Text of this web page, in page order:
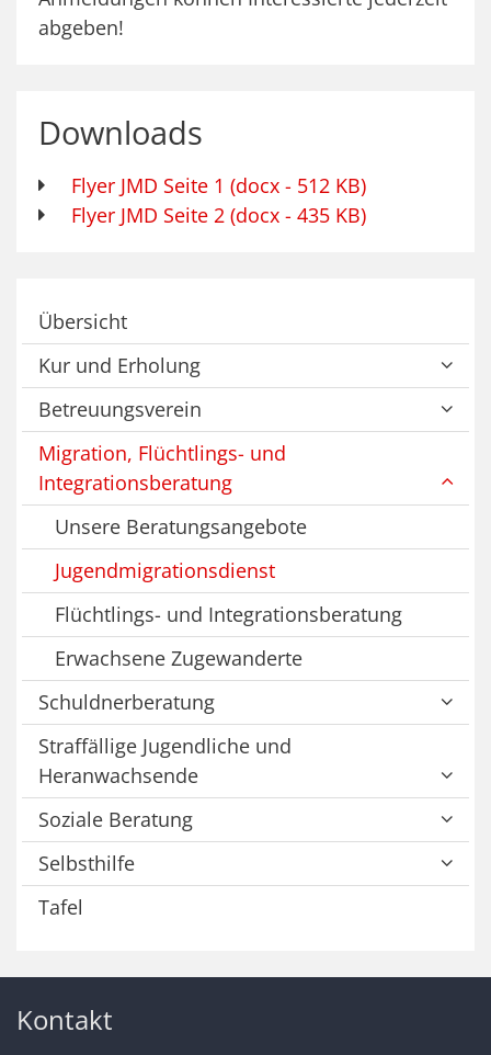
abgeben!
Downloads
Flyer JMD Seite 1 (docx - 512 KB)
Flyer JMD Seite 2 (docx - 435 KB)
Übersicht
Kur und Erholung
Betreuungsverein
Migration, Flüchtlings- und
Integrationsberatung
Unsere Beratungsangebote
Jugendmigrationsdienst
Flüchtlings- und Integrationsberatung
Erwachsene Zugewanderte
Schuldnerberatung
Straffällige Jugendliche und
Heranwachsende
Soziale Beratung
Selbsthilfe
Tafel
Kontakt